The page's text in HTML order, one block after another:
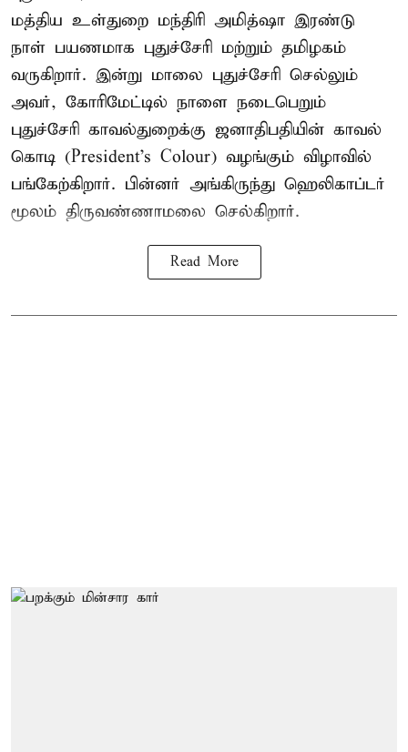
மத்திய உள்துறை மந்திரி அமித்ஷா இரண்டு
நாள் பயணமாக புதுச்சேரி மற்றும் தமிழகம்
வருகிறார். இன்று மாலை புதுச்சேரி செல்லும்
அவர், கோரிமேட்டில் நாளை நடைபெறும்
புதுச்சேரி காவல்துறைக்கு ஜனாதிபதியின் காவல்
கொடி (President's Colour) வழங்கும் விழாவில்
பங்கேற்கிறார். பின்னர் அங்கிருந்து ஹெலிகாப்டர்
மூலம் திருவண்ணாமலை செல்கிறார்.
Read More